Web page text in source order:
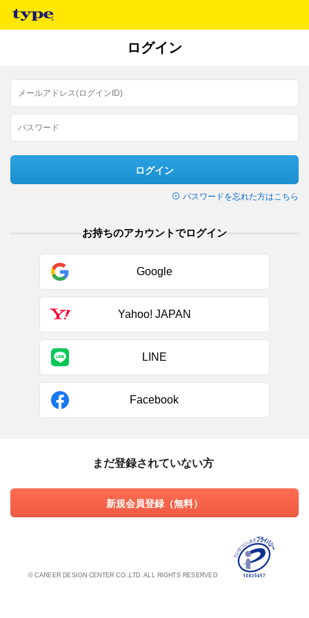
ログイン
ログイン
パスワードを忘れた方はこちら
お持ちのアカウントでログイン
Google
Yahoo! JAPAN
LINE
Facebook
まだ登録されていない方
新規会員登録（無料）
© CAREER DESIGN CENTER CO.,LTD. ALL RIGHTS RESERVED